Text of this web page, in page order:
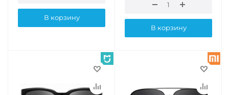
В корзину
В корзину